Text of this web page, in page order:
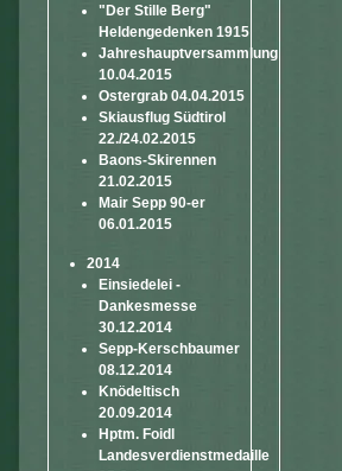
"Der Stille Berg"
Heldengedenken 1915
Jahreshauptversammlung
10.04.2015
Ostergrab 04.04.2015
Skiausflug Südtirol
22./24.02.2015
Baons-Skirennen
21.02.2015
Mair Sepp 90-er
06.01.2015
2014
Einsiedelei -
Dankesmesse
30.12.2014
Sepp-Kerschbaumer
08.12.2014
Knödeltisch
20.09.2014
Hptm. Foidl
Landesverdienstmedaille